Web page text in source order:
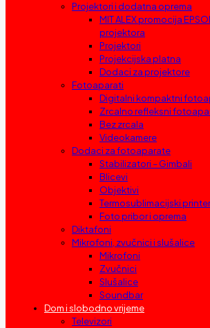
Projektori i dodatna oprema
MIT ALEX promocija
projektora
Projektori
Projekcijska platna
Dodaci za projektore
Fotoaparati
Digitalni kompaktni
Zrcalno refleksni
Bez zrcala
Videokamere
Dodaci za fotoaparate
Stabilizatori – Gimbali
Blicevi
Objektivi
Termosublimacijski
Foto pribor i oprema
Diktafoni
Mikrofoni, zvučnici i slušalice
Mikrofoni
Zvučnici
Slušalice
Soundbar
Dom i slobodno vrijeme
Televizori